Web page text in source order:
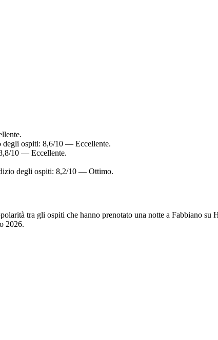
ospiti: 8,6/10 — Eccellente.
10 — Eccellente.
degli ospiti: 8,2/10 — Ottimo.
tra gli ospiti che hanno prenotato una notte a Fabbiano
2026.